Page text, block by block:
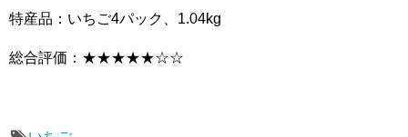
特産品：いちご4パック、1.04kg
総合評価：★★★★★☆☆